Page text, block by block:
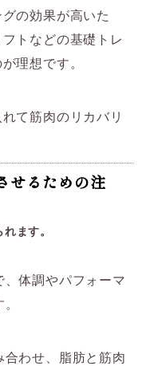
の効果が高いた
トなどの基礎トレ
理想です。
て筋肉のリカバリ
せるための注
ます。
体調やパフォーマ
わせ、脂肪と筋肉